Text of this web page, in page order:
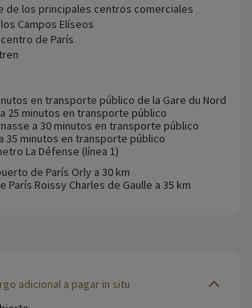
de los principales centros comerciales
Campos Elíseos
de París
en transporte público de la Gare du Nord
25 minutos en transporte público
a 30 minutos en transporte público
35 minutos en transporte público
La Défense (línea 1)
de París Orly a 30 km
París Roissy Charles de Gaulle a 35 km
adicional a pagar in situ